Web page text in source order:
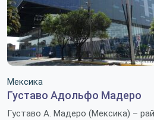
Мексика
Густаво Адольфо Мадеро
Густаво А. Мадеро (Мексика) –